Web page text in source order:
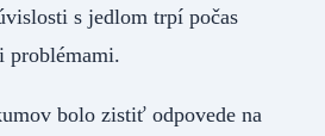
s jedlom trpí počas
problémami.
bolo zistiť odpovede na